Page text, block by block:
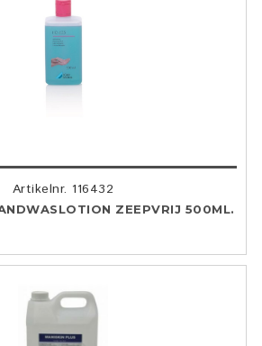
Artikelnr. 116432
ZEEPVRIJ 500ML.